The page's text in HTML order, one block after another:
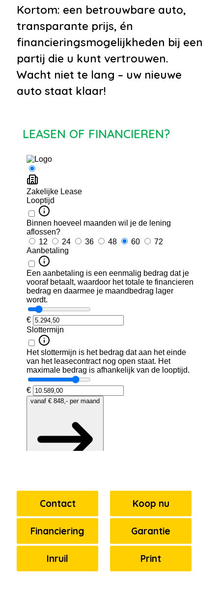
•Geluidsisolerend glas
•Glazen panoramadak met
elektrisch bediend
schuif-/kanteldeel vóór
•Head-Up Display
•Interactive Driver Display
aluminium
Keyless Entry: sleutelloze
ontgrendeling / vergrendeling
LED-mistlampen vóór
Luchtvering
Matrix led koplampen
Navigation Pro
Oplaadmogelijkheid
Remklauwen Rood
Schakelpaddles aan stuurwiel in
Black
Verwarmbare stuurwielrand
Accukoeling
Bluetooth
Dab
LED mistlampen
Niet in gerookt
Schakelmogelijkheid aan
stuurwiel
instrumentenpaneel
Zomerbanden
Kortom: een betrouwbare auto,
transparante prijs, én
financieringsmogelijkheden bij een
partij die u kunt vertrouwen.
Wacht niet te lang – uw nieuwe
auto staat klaar!
LEASEN OF FINANCIEREN?
Contact Koop nu
Financiering Garantie
Inruil Print